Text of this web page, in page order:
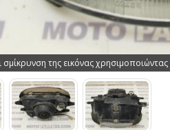
σμίκρυνση της εικόνας